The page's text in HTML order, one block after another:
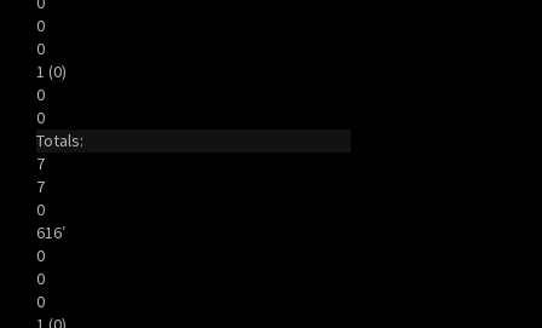
0
0
1 (0)
0
0
Totals:
7
7
0
616′
0
0
0